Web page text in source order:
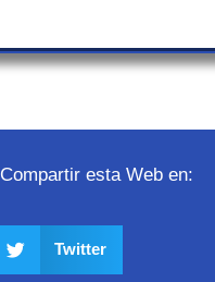
Compartir esta Web en:
Twitter